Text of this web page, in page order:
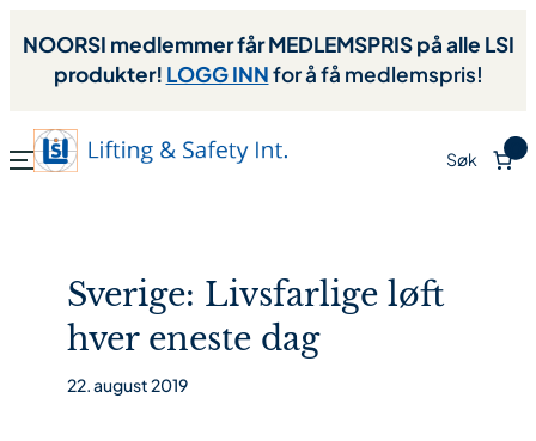
NOORSI medlemmer får MEDLEMSPRIS på alle LSI
produkter! LOGG INNfor å få medlemspris!
Søk
Sverige: Livsfarlige løft
hver eneste dag
22. august 2019